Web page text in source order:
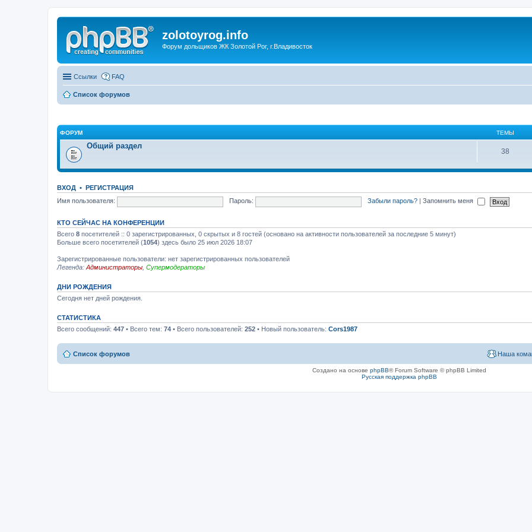
zolotoyrog.info
Форум дольщиков ЖК Золотой Рог, г.Владивосток
Ссылки FAQ
Список форумов
ФОРУМ ТЕМЫ
Общий раздел
38
ВХОД • РЕГИСТРАЦИЯ
Имя пользователя:
Пароль: Забыли пароль? Запомнить меня
КТО СЕЙЧАС НА КОНФЕРЕНЦИИ
Всего 8 посетителей :: 0 зарегистрированных, 0 скрытых и 8 гостей (основано на активности пользователей за последние 5 минут)
Больше всего посетителей (1054) здесь было 25 июл 2026 18:07
Зарегистрированные пользователи: нет зарегистрированных пользователей
Легенда: Администраторы Супермодераторы
ДНИ РОЖДЕНИЯ
Сегодня нет дней рождения.
СТАТИСТИКА
Всего сообщений: 447 • Всего тем: 74 • Всего пользователей: 252 • Новый пользователь: Cors1987
Список форумов Наша
Создано на основе phpBB® Forum Software © phpBB Limited
Русская поддержка phpBB